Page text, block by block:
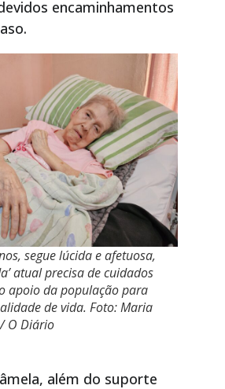
encaminhamentos
segue lúcida e afetuosa,
atual precisa de cuidados
apoio da população para
de vida. Foto: Maria
O Diário
além do suporte